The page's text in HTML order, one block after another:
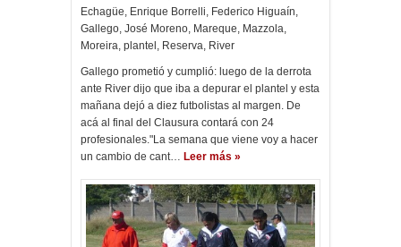
Echagüe, Enrique Borrelli, Federico Higuaín,
Gallego, José Moreno, Mareque, Mazzola,
Moreira, plantel , Reserva, River
Gallego prometió y cumplió: luego de la derrota
ante River dijo que iba a depurar el plantel y esta
mañana dejó a diez futbolistas al margen. De
acá al final del Clausura contará con 24
profesionales."La semana que viene voy a hacer
un cambio de cant… Leer más »